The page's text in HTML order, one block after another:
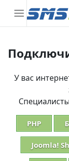
У вас
PHP
Joomla!